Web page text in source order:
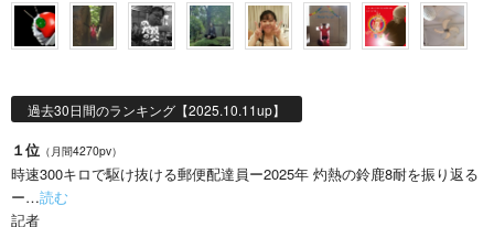
過去30日間のランキング【2025.10.11up】
１位 （月間4270pv）
時速300キロで駆け抜ける郵便配達員ー2025年 灼熱の鈴鹿8耐を振り返る
ー…読む
記者